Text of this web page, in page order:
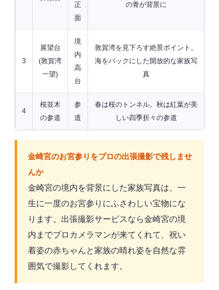
正
面
の青が背景に
3
展望台
(敦賀湾
一望)
境
内
高
台
敦賀湾を見下ろす絶景ポイント。
海をバックにした開放的な家族写
真
4
桜並木
の参道
参
道
春は桜のトンネル。秋は紅葉が美
しい四季折々の参道
金崎宮のお宮参りをプロの出張撮影で残しませ
んか
金崎宮の境内を背景にした家族写真は、一
生に一度のお宮参りにふさわしい宝物にな
ります。出張撮影サービスなら金崎宮の境
内までプロカメラマンが来てくれて、祝い
着姿の赤ちゃんと家族の晴れ姿を自然な雰
囲気で撮影してくれます。